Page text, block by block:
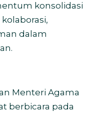
konsolidasi
dalam
Menteri Agama
berbicara pada